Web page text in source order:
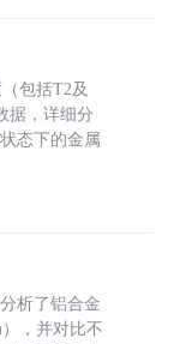
包括T2及
据，详细分
态下的金属
析了铝合金
，并对比不